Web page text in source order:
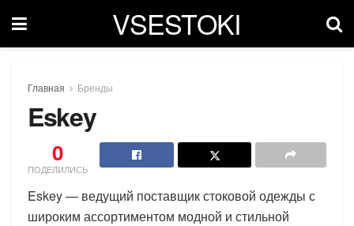
VSESTOKI
Главная Бренды
Eskey
0
ПОДЕЛИЛИСЬ
Eskey — ведущий поставщик стоковой одежды с
широким ассортиментом модной и стильной